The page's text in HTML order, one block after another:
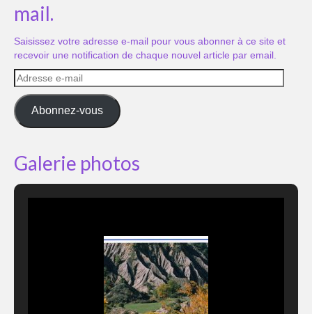
mail.
Saisissez votre adresse e-mail pour vous abonner à ce site et
recevoir une notification de chaque nouvel article par email.
Adresse
e-
mail
Abonnez-vous
Galerie photos